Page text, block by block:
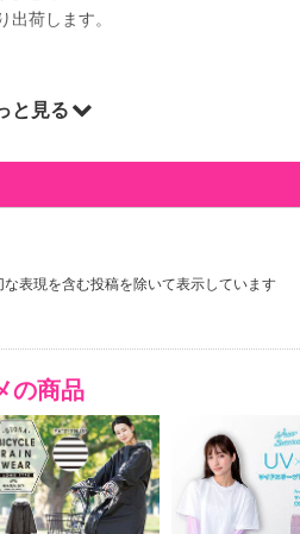
出荷します。
と見る
表現を含む投稿を除いて表示しています
の商品